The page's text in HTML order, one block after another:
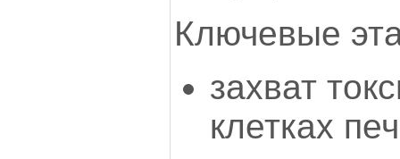
Ключевые
захват
клетках